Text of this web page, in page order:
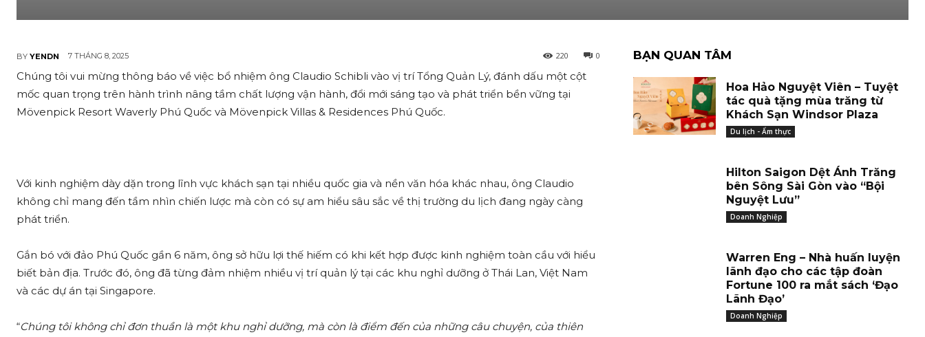
BY YENDN 7 THÁNG 8, 2025 0
220
Chúng tôi vui mừng thông báo về việc bổ nhiệm ông Claudio Schibli vào vị trí Tổng Quản Lý, đánh dấu một cột
mốc quan trọng trên hành trình nâng tầm chất lượng vận hành, đổi mới sáng tạo và phát triển bền vững tại
Mövenpick Resort Waverly Phú Quốc và Mövenpick Villas & Residences Phú Quốc.
Với kinh nghiệm dày dặn trong lĩnh vực khách sạn tại nhiều quốc gia và nền văn hóa khác nhau, ông Claudio
không chỉ mang đến tầm nhìn chiến lược mà còn có sự am hiểu sâu sắc về thị trường du lịch đang ngày càng
phát triển.
Gắn bó với đảo Phú Quốc gần 6 năm, ông sở hữu lợi thế hiếm có khi kết hợp được kinh nghiệm toàn cầu với hiểu
biết bản địa. Trước đó, ông đã từng đảm nhiệm nhiều vị trí quản lý tại các khu nghỉ dưỡng ở Thái Lan, Việt Nam
và các dự án tại Singapore.
“Chúng tôi không chỉ đơn thuần là một khu nghỉ dưỡng, mà còn là điểm đến của những câu chuyện, của thiên
BẠN QUAN TÂM
Hoa Hảo Nguyệt Viên – Tuyệt
tác quà tặng mùa trăng từ
Khách Sạn Windsor Plaza
Du lịch - Ẩm thực
Hilton Saigon Dệt Ánh Trăng
bên Sông Sài Gòn vào “Bội
Nguyệt Lưu”
Doanh Nghiệp
Warren Eng – Nhà huấn luyện
lãnh đạo cho các tập đoàn
Fortune 100 ra mắt sách ‘Đạo
Lãnh Đạo’
Doanh Nghiệp